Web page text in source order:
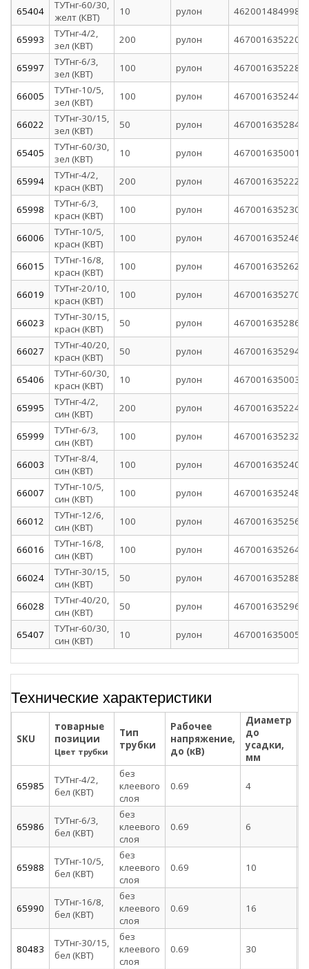
65404
ТУТнг-60/30,
желт (КВТ)
10 рулон 4620014849981
65993
ТУТнг-4/2,
зел (КВТ)
200 рулон 4670016352200
65997
ТУТнг-6/3,
зел (КВТ)
100 рулон 4670016352286
66005
ТУТнг-10/5,
зел (КВТ)
100 рулон 4670016352446
66022
ТУТнг-30/15,
зел (КВТ)
50 рулон 4670016352842
65405
ТУТнг-60/30,
зел (КВТ)
10 рулон 4670016350015
65994
ТУТнг-4/2,
красн (КВТ)
200 рулон 4670016352224
65998
ТУТнг-6/3,
красн (КВТ)
100 рулон 4670016352309
66006
ТУТнг-10/5,
красн (КВТ)
100 рулон 4670016352460
66015
ТУТнг-16/8,
красн (КВТ)
100 рулон 4670016352620
66019
ТУТнг-20/10,
красн (КВТ)
100 рулон 4670016352705
66023
ТУТнг-30/15,
красн (КВТ)
50 рулон 4670016352866
66027
ТУТнг-40/20,
красн (КВТ)
50 рулон 4670016352941
65406
ТУТнг-60/30,
красн (КВТ)
10 рулон 4670016350039
65995
ТУТнг-4/2,
син (КВТ)
200 рулон 4670016352248
65999
ТУТнг-6/3,
син (КВТ)
100 рулон 4670016352323
66003
ТУТнг-8/4,
син (КВТ)
100 рулон 4670016352408
66007
ТУТнг-10/5,
син (КВТ)
100 рулон 4670016352484
66012
ТУТнг-12/6,
син (КВТ)
100 рулон 4670016352569
66016
ТУТнг-16/8,
син (КВТ)
100 рулон 4670016352644
66024
ТУТнг-30/15,
син (КВТ)
50 рулон 4670016352880
66028
ТУТнг-40/20,
син (КВТ)
50 рулон 4670016352965
65407
ТУТнг-60/30,
син (КВТ)
10 рулон 4670016350053
Технические характеристики
SKU
товарные
позиции
Цвет трубки
Тип
трубки
Рабочее
напряжение,
до (кВ)
Диаметр
до
усадки,
мм
65985
ТУТнг-4/2,
бел (КВТ)
без
клеевого
слоя
0.69 4
65986
ТУТнг-6/3,
бел (КВТ)
без
клеевого
слоя
0.69 6
65988
ТУТнг-10/5,
бел (КВТ)
без
клеевого
слоя
0.69 10
65990
ТУТнг-16/8,
бел (КВТ)
без
клеевого
слоя
0.69 16
80483
ТУТнг-30/15,
бел (КВТ)
без
клеевого
слоя
0.69 30